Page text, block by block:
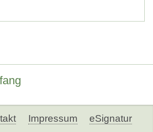
Impressum eSignatur